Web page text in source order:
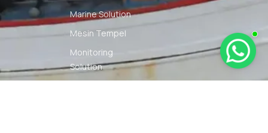
Marine Solution
Mesin Tempel
Monitoring
Solution